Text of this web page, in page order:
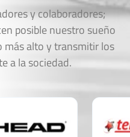
y colaboradores;
posible nuestro sueño
más alto y transmitir los
a la sociedad.